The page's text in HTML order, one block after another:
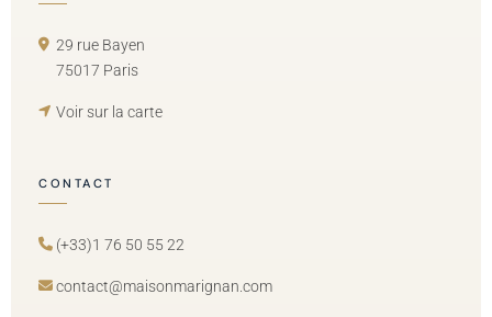
29 rue Bayen
75017 Paris
Voir sur la carte
CONTACT
(+33)1 76 50 55 22
contact@maisonmarignan.com